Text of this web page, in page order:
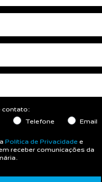
contato:
Telefone Email
Política de Privacidade e
receber comunicações da